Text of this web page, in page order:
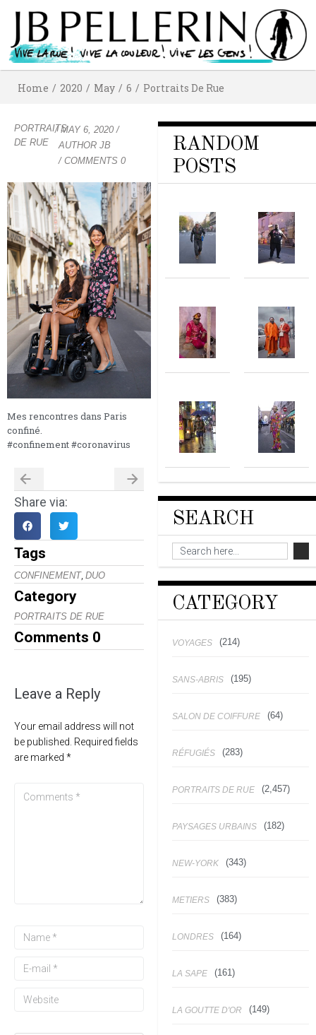
Home / 2020 / May / 6 / Portraits De Rue
PORTRAITS
DE RUE
/ MAY 6, 2020/
AUTHOR JB
/ COMMENTS 0
Mes rencontres dans Paris
confiné.
#confinement #coronavirus
Share via:
Tags
CONFINEMENT, DUO
Category
PORTRAITS DE RUE
Comments 0
Leave a Reply
Your email address will not
be published. Required fields
are marked *
RANDOM
POSTS
SEARCH
CATEGORY
VOYAGES (214)
SANS-ABRIS (195)
SALON DE COIFFURE (64)
RÉFUGIÉS (283)
PORTRAITS DE RUE (2,457)
PAYSAGES URBAINS (182)
NEW-YORK (343)
METIERS (383)
LONDRES (164)
LA SAPE (161)
LA GOUTTE D'OR (149)